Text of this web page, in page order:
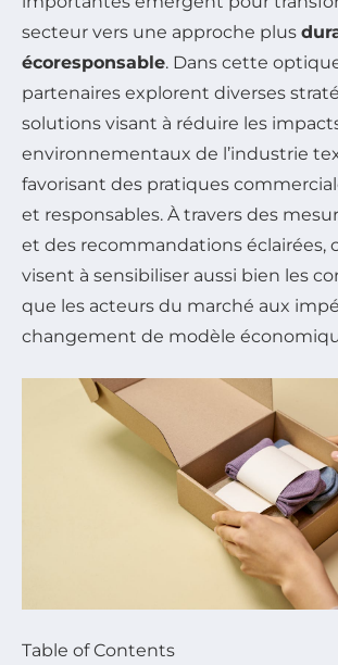
secteur vers une approche plus
écoresponsable. Dans cette
partenaires explorent diverses
solutions visant à réduire les
environnementaux de l’industrie
favorisant des pratiques
et responsables. À travers des
et des recommandations éclairées,
visent à sensibiliser aussi bien les
que les acteurs du marché aux
changement de modèle
Table of Contents